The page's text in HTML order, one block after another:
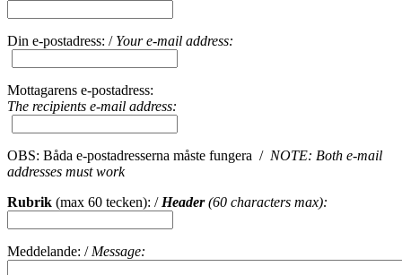
Din e-postadress: / Your e-mail address:
Mottagarens e-postadress:
The recipients e-mail address:
OBS: Båda e-postadresserna måste fungera / NOTE: Both e-mail
addresses must work
Rubrik (max 60 tecken): / Header(60 characters max):
Meddelande: / Message: